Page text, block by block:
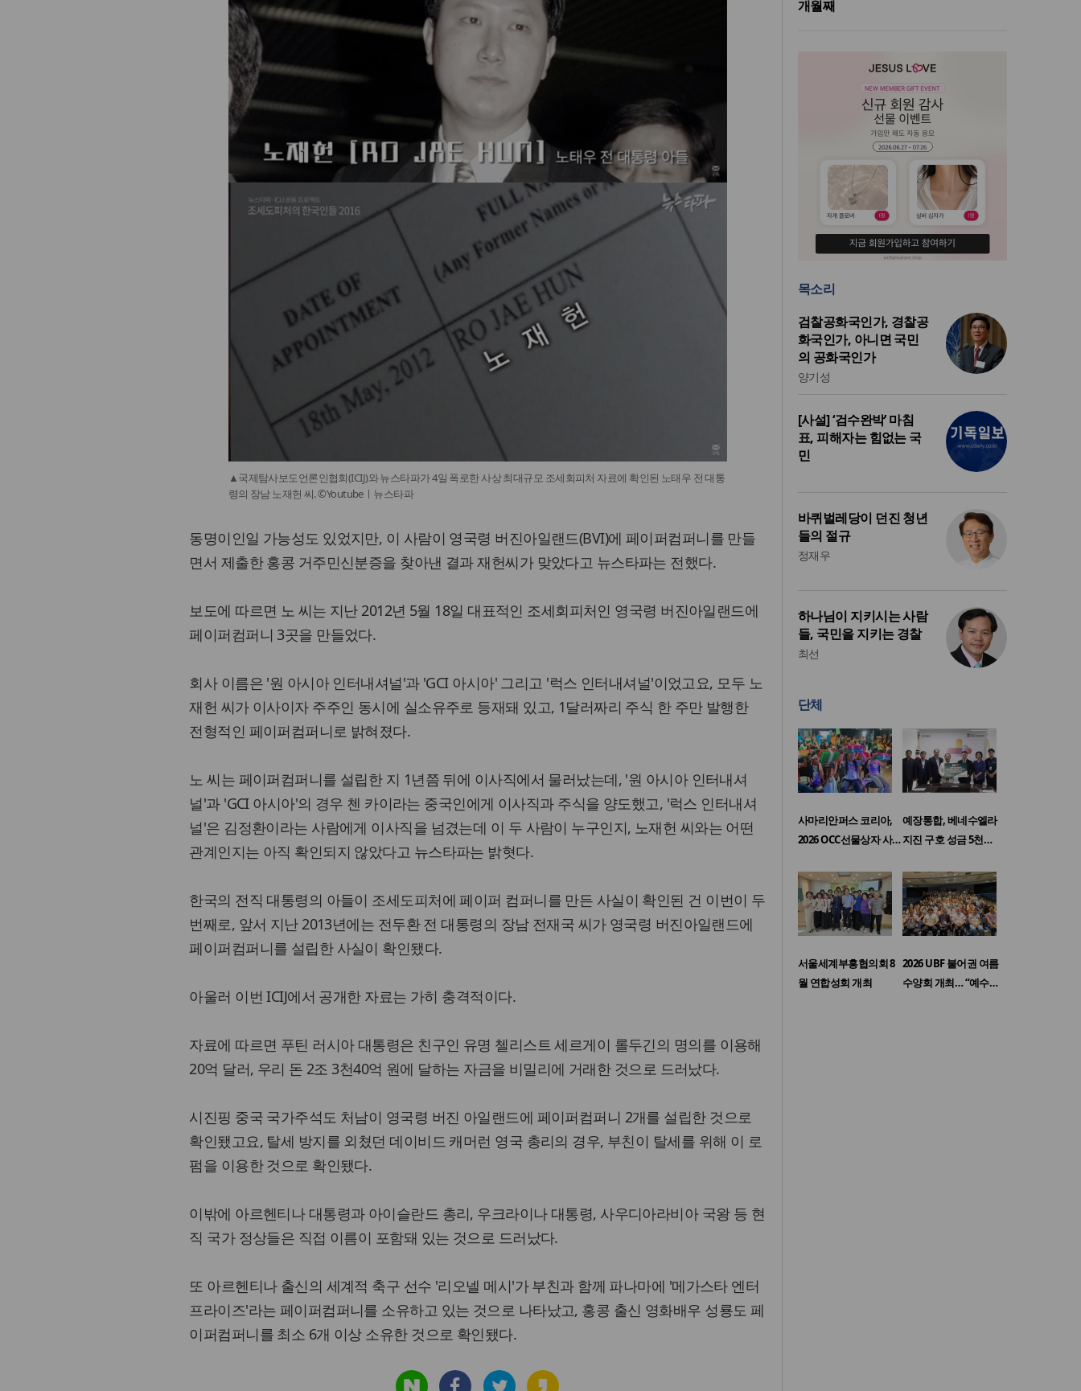
▲국제탐사보도언론인협회(ICIJ)와 뉴스타파가 4일 폭로한 사상 최대규모 조세회피처 자료에 확인된 노태우 전 대통
령의 장남 노재헌 씨. ©Youtubeㅣ뉴스타파
동명이인일 가능성도 있었지만, 이 사람이 영국령 버진아일랜드(BVI)에 페이퍼컴퍼니를 만들
면서 제출한 홍콩 거주민신분증을 찾아낸 결과 재헌씨가 맞았다고 뉴스타파는 전했다.
보도에 따르면 노 씨는 지난 2012년 5월 18일 대표적인 조세회피처인 영국령 버진아일랜드에
페이퍼컴퍼니 3곳을 만들었다.
회사 이름은 '원 아시아 인터내셔널'과 'GCI 아시아' 그리고 '럭스 인터내셔널'이었고요, 모두 노
재헌 씨가 이사이자 주주인 동시에 실소유주로 등재돼 있고, 1달러짜리 주식 한 주만 발행한
전형적인 페이퍼컴퍼니로 밝혀졌다.
노 씨는 페이퍼컴퍼니를 설립한 지 1년쯤 뒤에 이사직에서 물러났는데, '원 아시아 인터내셔
널'과 'GCI 아시아'의 경우 첸 카이라는 중국인에게 이사직과 주식을 양도했고, '럭스 인터내셔
널'은 김정환이라는 사람에게 이사직을 넘겼는데 이 두 사람이 누구인지, 노재헌 씨와는 어떤
관계인지는 아직 확인되지 않았다고 뉴스타파는 밝혓다.
한국의 전직 대통령의 아들이 조세도피처에 페이퍼 컴퍼니를 만든 사실이 확인된 건 이번이 두
번째로, 앞서 지난 2013년에는 전두환 전 대통령의 장남 전재국 씨가 영국령 버진아일랜드에
페이퍼컴퍼니를 설립한 사실이 확인됐다.
아울러 이번 ICIJ에서 공개한 자료는 가히 충격적이다.
자료에 따르면 푸틴 러시아 대통령은 친구인 유명 첼리스트 세르게이 롤두긴의 명의를 이용해
20억 달러, 우리 돈 2조 3천40억 원에 달하는 자금을 비밀리에 거래한 것으로 드러났다.
시진핑 중국 국가주석도 처남이 영국령 버진 아일랜드에 페이퍼컴퍼니 2개를 설립한 것으로
확인됐고요, 탈세 방지를 외쳤던 데이비드 캐머런 영국 총리의 경우, 부친이 탈세를 위해 이 로
펌을 이용한 것으로 확인됐다.
이밖에 아르헨티나 대통령과 아이슬란드 총리, 우크라이나 대통령, 사우디아라비아 국왕 등 현
직 국가 정상들은 직접 이름이 포함돼 있는 것으로 드러났다.
또 아르헨티나 출신의 세계적 축구 선수 '리오넬 메시'가 부친과 함께 파나마에 '메가스타 엔터
프라이즈'라는 페이퍼컴퍼니를 소유하고 있는 것으로 나타났고, 홍콩 출신 영화배우 성룡도 페
이퍼컴퍼니를 최소 6개 이상 소유한 것으로 확인됐다.
개월째
목소리
검찰공화국인가, 경찰공
화국인가, 아니면 국민
의 공화국인가
양기성
[사설] ‘검수완박’ 마침
표, 피해자는 힘없는 국
민
바퀴벌레당이 던진 청년
들의 절규
정재우
하나님이 지키시는 사람
들, 국민을 지키는 경찰
최선
단체
사마리안퍼스 코리아,
2026 OCC선물상자 사…
예장통합, 베네수엘라
지진 구호 성금 5천…
서울세계부흥협의회 8
월 연합성회 개최
2026 UBF 불어권 여름
수양회 개최… “예수…